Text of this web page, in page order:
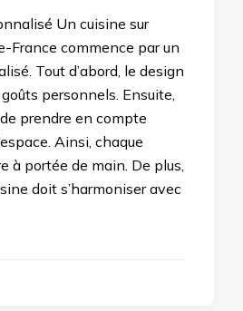
Un cuisine sur
France commence par un
Tout d’abord, le design
personnels. Ensuite,
prendre en compte
Ainsi, chaque
à portée de main. De plus,
doit s’harmoniser avec